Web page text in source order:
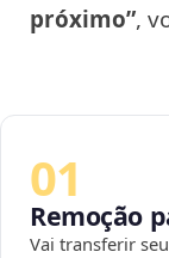
próximo”,
01
Remoção
Vai transferir